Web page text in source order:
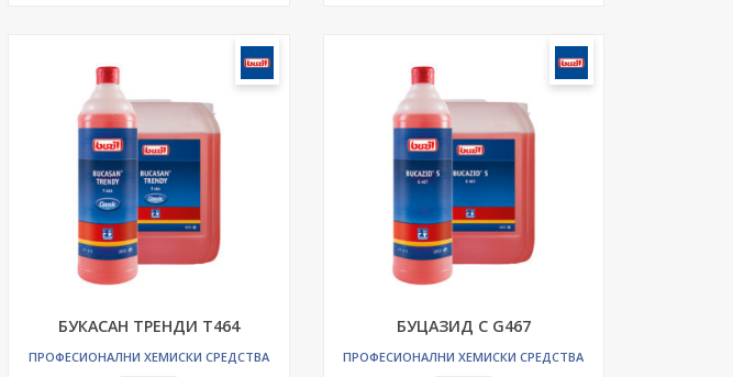
БУКАСАН ТРЕНДИ Т464
ПРОФЕСИОНАЛНИ ХЕМИСКИ СРЕДСТВА
БУЦАЗИД С G467
ПРОФЕСИОНАЛНИ ХЕМИСКИ СРЕДСТВА